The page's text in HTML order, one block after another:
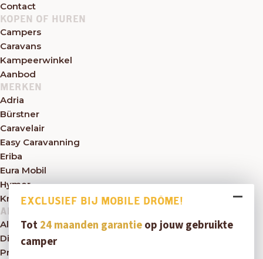
Contact
KOPEN OF HUREN
Campers
Caravans
Kampeerwinkel
Aanbod
MERKEN
Adria
Bürstner
Caravelair
Easy Caravanning
Eriba
Eura Mobil
Hymer
Knaus
ALGEMEEN
Algemene voorwaarden
Disclaimer
Privacybeleid
EXCLUSIEF BIJ MOBILE DRÔME!
Tot24 maanden garantieop jouw gebruikte
camper